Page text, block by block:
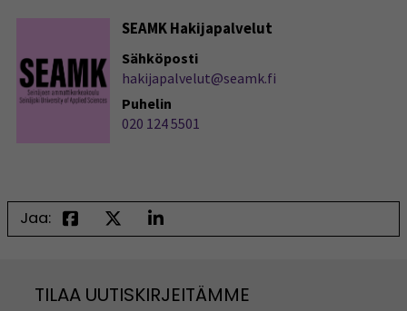
SEAMK Hakijapalvelut
Sähköposti
hakijapalvelut@seamk.fi
Puhelin
020 124 5501
Jaa:
TILAA UUTISKIRJEITÄMME